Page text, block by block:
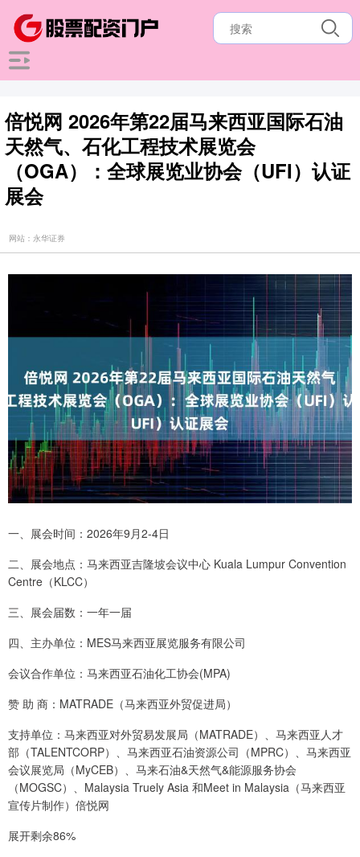
倍悦网 2026年第22届马来西亚国际石油
天然气、石化工程技术展览会
（OGA）：全球展览业协会（UFI）认证
展会
网站：永华证券
一、展会时间：2026年9月2-4日
二、展会地点：马来西亚吉隆坡会议中心 Kuala Lumpur Convention
Centre（KLCC）
三、展会届数：一年一届
四、主办单位：MES马来西亚展览服务有限公司
会议合作单位：马来西亚石油化工协会(MPA)
赞 助 商：MATRADE（马来西亚外贸促进局）
支持单位：马来西亚对外贸易发展局（MATRADE）、马来西亚人才
部（TALENTCORP）、马来西亚石油资源公司（MPRC）、马来西亚
会议展览局（MyCEB）、马来石油&天然气&能源服务协会
（MOGSC）、Malaysia Truely Asia 和Meet in Malaysia（马来西亚
宣传片制作）倍悦网
展开剩余86%